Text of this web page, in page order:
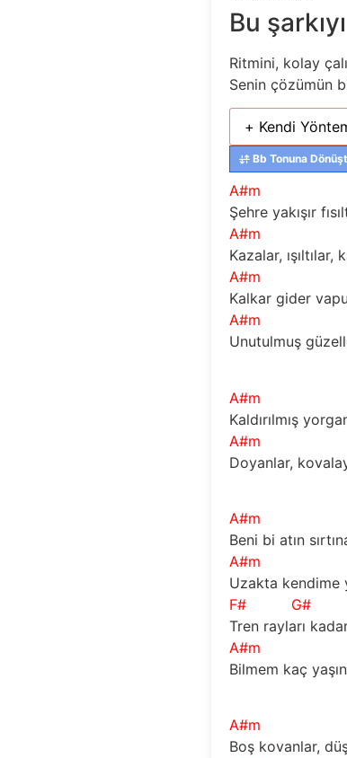
Bu
Ritmini, kolay
Senin çözümün
+ Kendi
Bb Tonuna
A#m
Şehre yakışır
A#m
Kazalar, ışıltılar,
A#m
Kalkar gider
A#m
Unutulmuş
A#m
Kaldırılmış
A#m
Doyanlar,
A#m
Beni bi atın
A#m
Uzakta kendime
F#
G#
Tren rayları kadar
A#m
Bilmem kaç
A#m
Boş kovanlar,